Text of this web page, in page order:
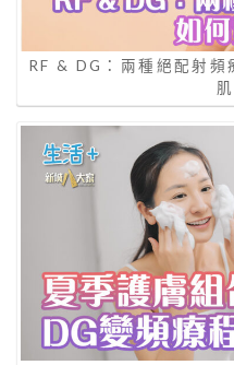
RF & DG：兩種絕配射頻